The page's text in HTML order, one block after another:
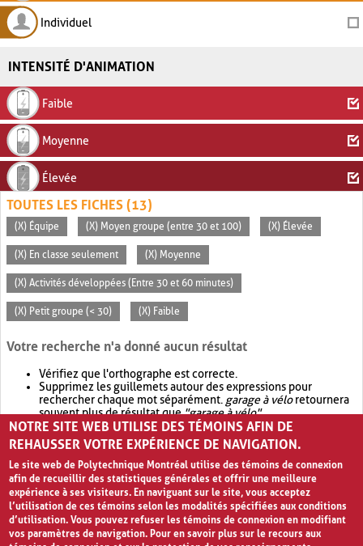
Individuel
INTENSITÉ D'ANIMATION
Faible
Moyenne
Élevée
TOUTES LES FICHES (13)
(X) Équipe (X) Moyen groupe (entre 30 et 100) (X) Élevée
(X) En classe seulement (X) Moyenne
(X) Activités développées (Entre 30 et 60 minutes)
(X) Petit groupe (< 30) (X) Faible
Votre recherche n'a donné aucun résultat
Vérifiez que l'orthographe est correcte.
Supprimez les guillemets autour des expressions pour
rechercher chaque mot séparément. garage à véloretournera
souvent plus de résultat que"garage à vélo".
Envisagez d'élargir votre recherche avec OR.garage OR vélo
retournera souvent plus de résultat quegarage à vélo
NOTRE SITE WEB UTILISE DES TÉMOINS AFIN DE
REHAUSSER VOTRE EXPÉRIENCE DE NAVIGATION.
Le site web de Polytechnique Montréal utilise des témoins de connexion
afin de recueillir des statistiques générales et offrir une meilleure
expérience à ses visiteurs. En naviguant sur le site, vous acceptez
l’utilisation de ces témoins selon les modalités spécifiées aux conditions
d’utilisation. Vous pouvez refuser les témoins de connexion en modifiant
vos paramètres de navigation. Pour en savoir plus sur le recours aux